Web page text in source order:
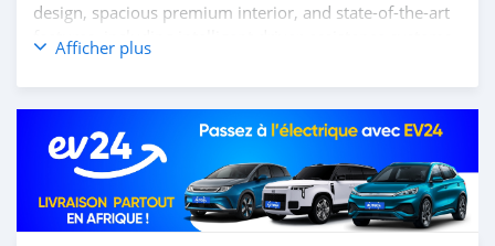
design, spacious premium interior, and state-of-the-art
features, including intelligent driver-assistance systems
and a cutting-edge infotainment suite.
Afficher plus